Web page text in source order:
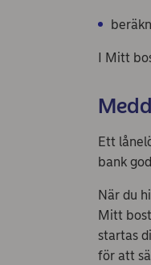
I Mitt
Ett
bank
När du
Mitt
startas
för att